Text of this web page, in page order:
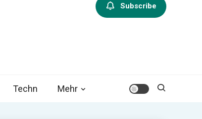
Subscribe
Techn Mehr